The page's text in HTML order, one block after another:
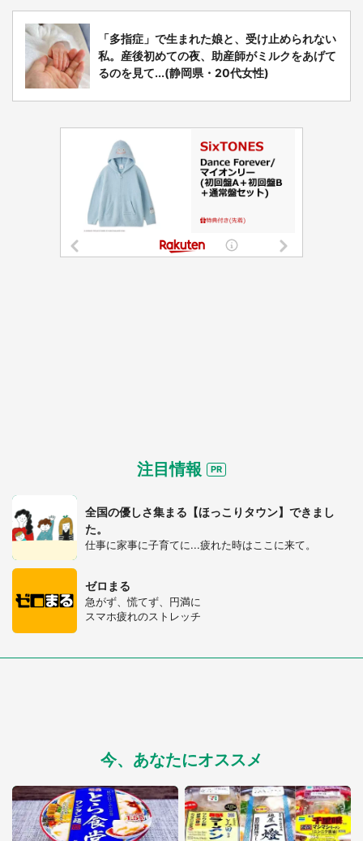
「多指症」で生まれた娘と、受け止められない
私。産後初めての夜、助産師がミルクをあげて
るのを見て...(静岡県・20代女性)
注目情報
全国の優しさ集まる【ほっこりタウン】できまし
た。
仕事に家事に子育てに...疲れた時はここに来て。
ゼロまる
急がず、慌てず、円満に
スマホ疲れのストレッチ
今、あなたにオススメ